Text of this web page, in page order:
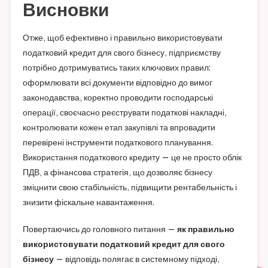
Висновки
Отже, щоб ефективно і правильно використовувати
податковий кредит для свого бізнесу, підприємству
потрібно дотримуватись таких ключових правил:
оформлювати всі документи відповідно до вимог
законодавства, коректно проводити господарські
операції, своєчасно реєструвати податкові накладні,
контролювати кожен етап закупівлі та впровадити
перевірені інструменти податкового планування.
Використання податкового кредиту — це не просто облік
ПДВ, а фінансова стратегія, що дозволяє бізнесу
зміцнити свою стабільність, підвищити рентабельність і
знизити фіскальне навантаження.
Повертаючись до головного питання — як правильно
використовувати податковий кредит для свого
бізнесу— відповідь полягає в системному підході,